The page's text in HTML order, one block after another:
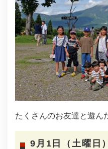
たくさんのお友達と遊ん
9月1日（土曜日